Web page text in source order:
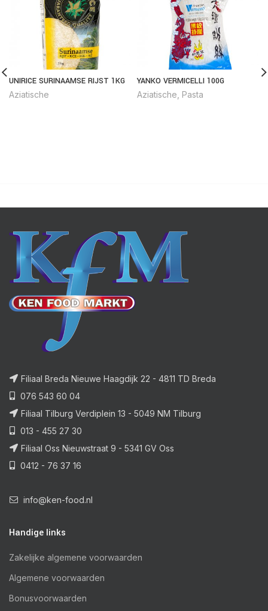
UNIRICE SURINAAMSE RIJST 1KG
Aziatische
YANKO VERMICELLI 100G
Aziatische Pasta
Filiaal Breda Nieuwe Haagdijk 22 - 4811 TD Breda
076 543 60 04
Filiaal Tilburg Verdiplein 13 - 5049 NM Tilburg
013 - 455 27 30
Filiaal Oss Nieuwstraat 9 - 5341 GV Oss
0412 - 76 37 16
info@ken-food.nl
Handige links
Zakelijke algemene voorwaarden
Algemene voorwaarden
Bonusvoorwaarden